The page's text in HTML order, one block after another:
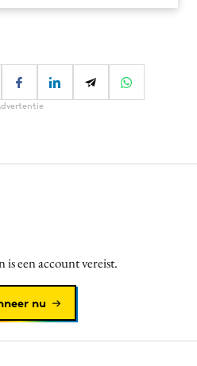
is een account vereist.
nu